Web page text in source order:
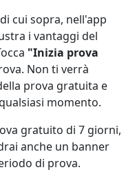
cui sopra, nell'app
i vantaggi del
"Inizia prova
Non ti verrà
prova gratuita e
momento.
gratuito di 7 giorni,
anche un banner
di prova.